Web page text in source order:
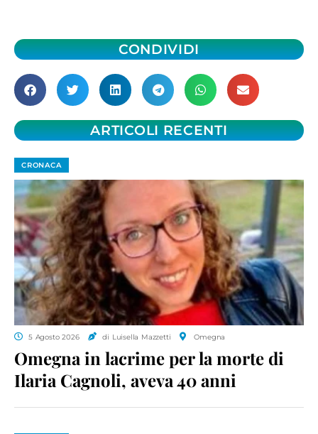
CONDIVIDI
ARTICOLI RECENTI
CRONACA
5 Agosto 2026 di Luisella Mazzetti Omegna
Omegna in lacrime per la morte di
Ilaria Cagnoli, aveva 40 anni